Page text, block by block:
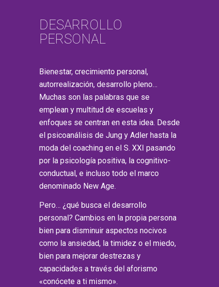
DESARROLLO
PERSONAL
Bienestar, crecimiento personal,
autorrealización, desarrollo pleno…
Muchas son las palabras que se
emplean y multitud de escuelas y
enfoques se centran en esta idea. Desde
el psicoanálisis de Jung y Adler hasta la
moda del coaching en el S. XXI pasando
por la psicología positiva, la cognitivo-
conductual, e incluso todo el marco
denominado New Age.
Pero… ¿qué busca el desarrollo
personal? Cambios en la propia persona
bien para disminuir aspectos nocivos
como la ansiedad, la timidez o el miedo,
bien para mejorar destrezas y
capacidades a través del aforismo
«conócete a ti mismo».